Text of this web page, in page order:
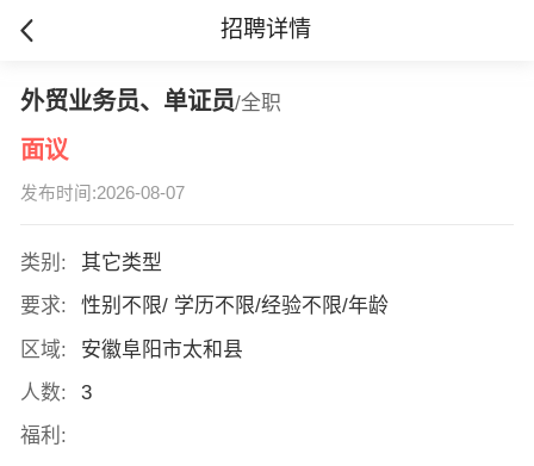
招聘详情
外贸业务员、单证员/全职
面议
发布时间:2026-08-07
类别:
其它类型
要求:
性别不限/ 学历不限/经验不限/年龄
区域:
安徽阜阳市太和县
人数:
3
福利: